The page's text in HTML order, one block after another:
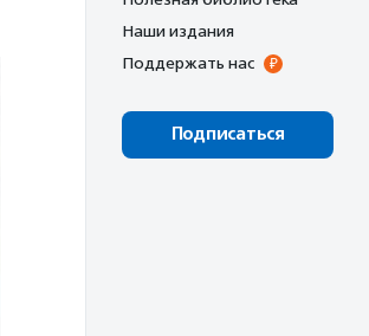
Наши издания
Поддержать нас
Подписаться